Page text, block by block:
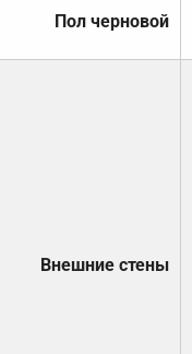
Пол черновой
Внешние стены